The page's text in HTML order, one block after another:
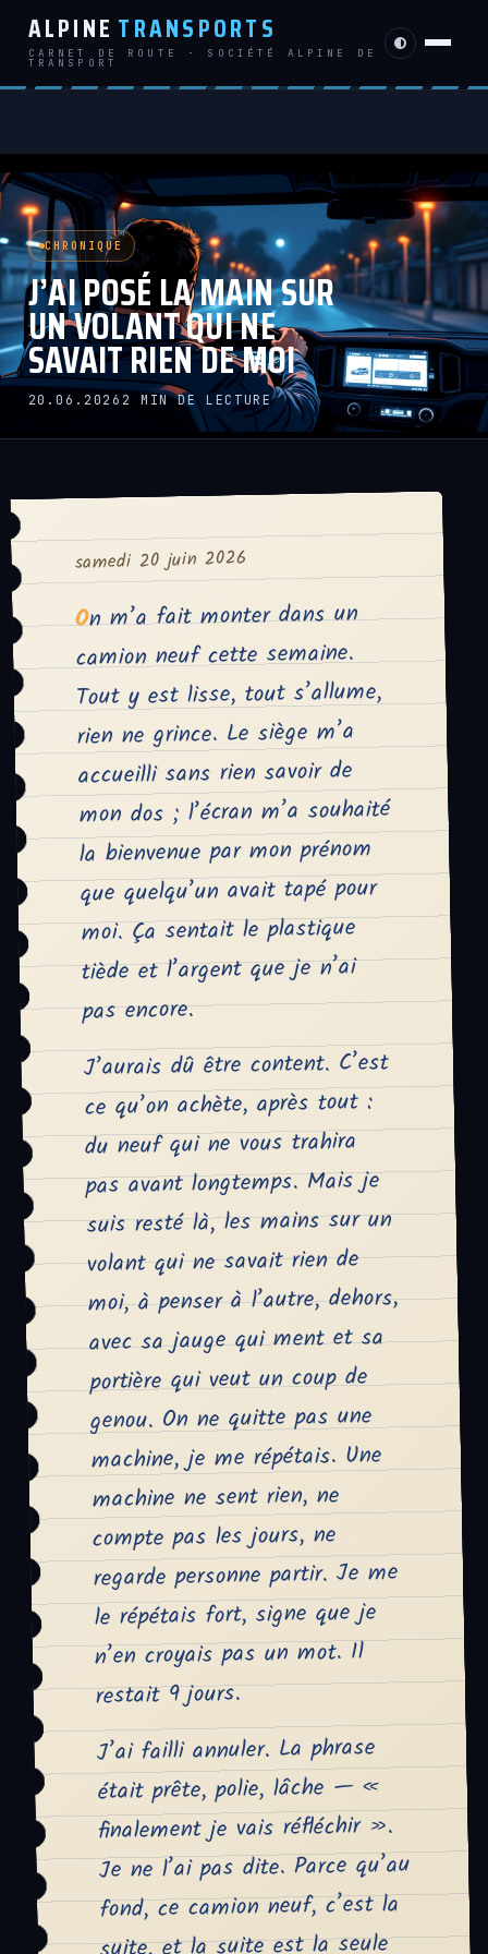
ALPINE TRANSPORTS
CARNET DE ROUTE · SOCIÉTÉ ALPINE DE
TRANSPORT
CHRONIQUE
J’AI POSÉ LA MAIN SUR
UN VOLANT QUI NE
SAVAIT RIEN DE MOI
20.06.2026 2 MIN DE LECTURE
samedi 20 juin 2026
On m’a fait monter dans un
camion neuf cette semaine.
Tout y est lisse, tout s’allume,
rien ne grince. Le siège m’a
accueilli sans rien savoir de
mon dos ; l’écran m’a souhaité
la bienvenue par mon prénom
que quelqu’un avait tapé pour
moi. Ça sentait le plastique
tiède et l’argent que je n’ai
pas encore.
J’aurais dû être content. C’est
ce qu’on achète, après tout :
du neuf qui ne vous trahira
pas avant longtemps. Mais je
suis resté là, les mains sur un
volant qui ne savait rien de
moi, à penser à l’autre, dehors,
avec sa jauge qui ment et sa
portière qui veut un coup de
genou. On ne quitte pas une
machine, je me répétais. Une
machine ne sent rien, ne
compte pas les jours, ne
regarde personne partir. Je me
le répétais fort, signe que je
n’en croyais pas un mot. Il
restait 9 jours.
J’ai failli annuler. La phrase
était prête, polie, lâche — «
finalement je vais réfléchir ».
Je ne l’ai pas dite. Parce qu’au
fond, ce camion neuf, c’est la